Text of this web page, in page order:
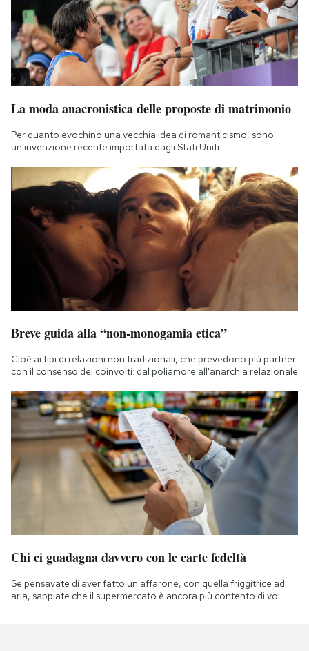
La moda anacronistica delle proposte di matrimonio
Per quanto evochino una vecchia idea di romanticismo, sono
un'invenzione recente importata dagli Stati Uniti
Breve guida alla “non-monogamia etica”
Cioè ai tipi di relazioni non tradizionali, che prevedono più partner
con il consenso dei coinvolti: dal poliamore all'anarchia relazionale
Chi ci guadagna davvero con le carte fedeltà
Se pensavate di aver fatto un affarone, con quella friggitrice ad
aria, sappiate che il supermercato è ancora più contento di voi